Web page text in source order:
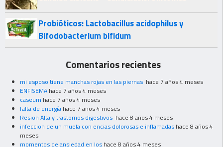
Probióticos: Lactobacillus acidophilus y
Bifodobacterium bifidum
Comentarios recientes
mi esposo tiene manchas rojas en las piernas hace 7 años 4 meses
ENFISEMA hace 7 años 4 meses
caseum hace 7 años 4 meses
falta de energía hace 7 años 4 meses
Resion Alta y trastornos digestivos hace 8 años 4 meses
infeccion de un muela con encias dolorosas e inflamadas hace 8 años 4
meses
momentos de ansiedad en los hace 8 años 4 meses